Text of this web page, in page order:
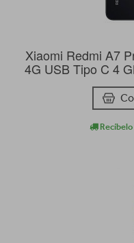
Xiaomi Redmi A7
4G USB Tipo C 4
Recíbelo